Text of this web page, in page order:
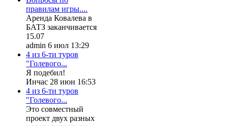
правилам игры....
Аренда Ковалева в
БАТЗ заканчивается
15.07
admin 6 июл 13:29
4 из 6-ти туров
"Голевого...
Я подебил!
Инчас 28 июн 16:53
4 из 6-ти туров
"Голевого...
Это совместный
проект двух разных